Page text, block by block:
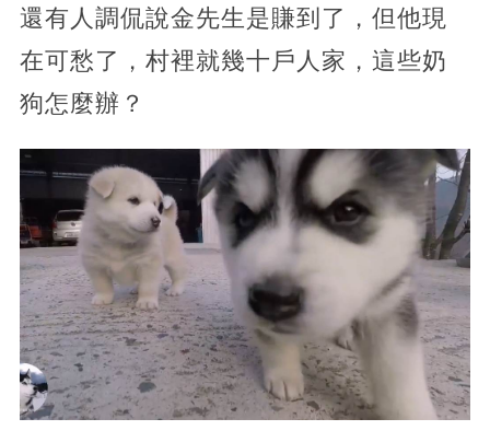
還有人調侃說金先生是賺到了，但他現
在可愁了，村裡就幾十戶人家，這些奶
狗怎麼辦？